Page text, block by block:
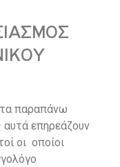
τα παραπάνω
επηρεάζουν
οι οποίοι